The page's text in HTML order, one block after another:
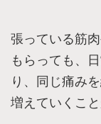
張っている筋
もらっても、
り、同じ痛み
増えていくこ